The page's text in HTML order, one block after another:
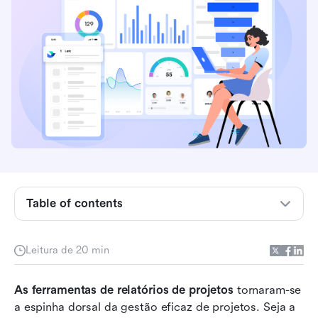
Leitura de 20 min
As ferramentas de relatórios de projetos tornaram-se
a espinha dorsal da gestão eficaz de projetos. Seja a
Table of contents
Por que toda equipe precisa de ferramentas de
As 8 melhores ferramentas de relatórios de
projetos que você precisa experimentar